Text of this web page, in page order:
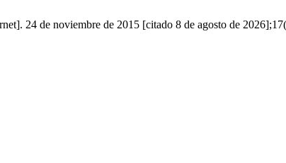
24 de noviembre de 2015 [citado 8 de agosto de